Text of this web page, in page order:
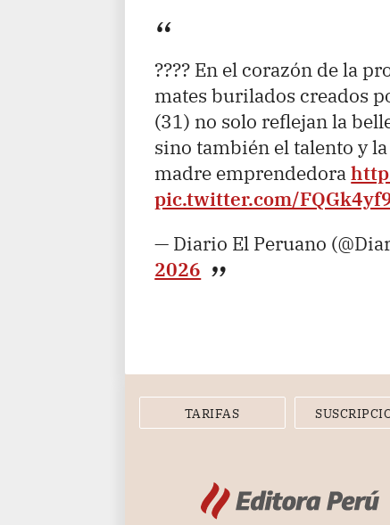
???? En el corazón de la
mates burilados creados
(31) no solo reflejan la
sino también el talento y
madre emprendedora
pic.twitter.com/
— Diario El Peruano
2026
TARIFAS